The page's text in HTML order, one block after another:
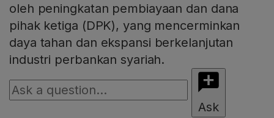
oleh peningkatan pembiayaan dan dana
pihak ketiga (DPK), yang mencerminkan
daya tahan dan ekspansi berkelanjutan
industri perbankan syariah.
Ask